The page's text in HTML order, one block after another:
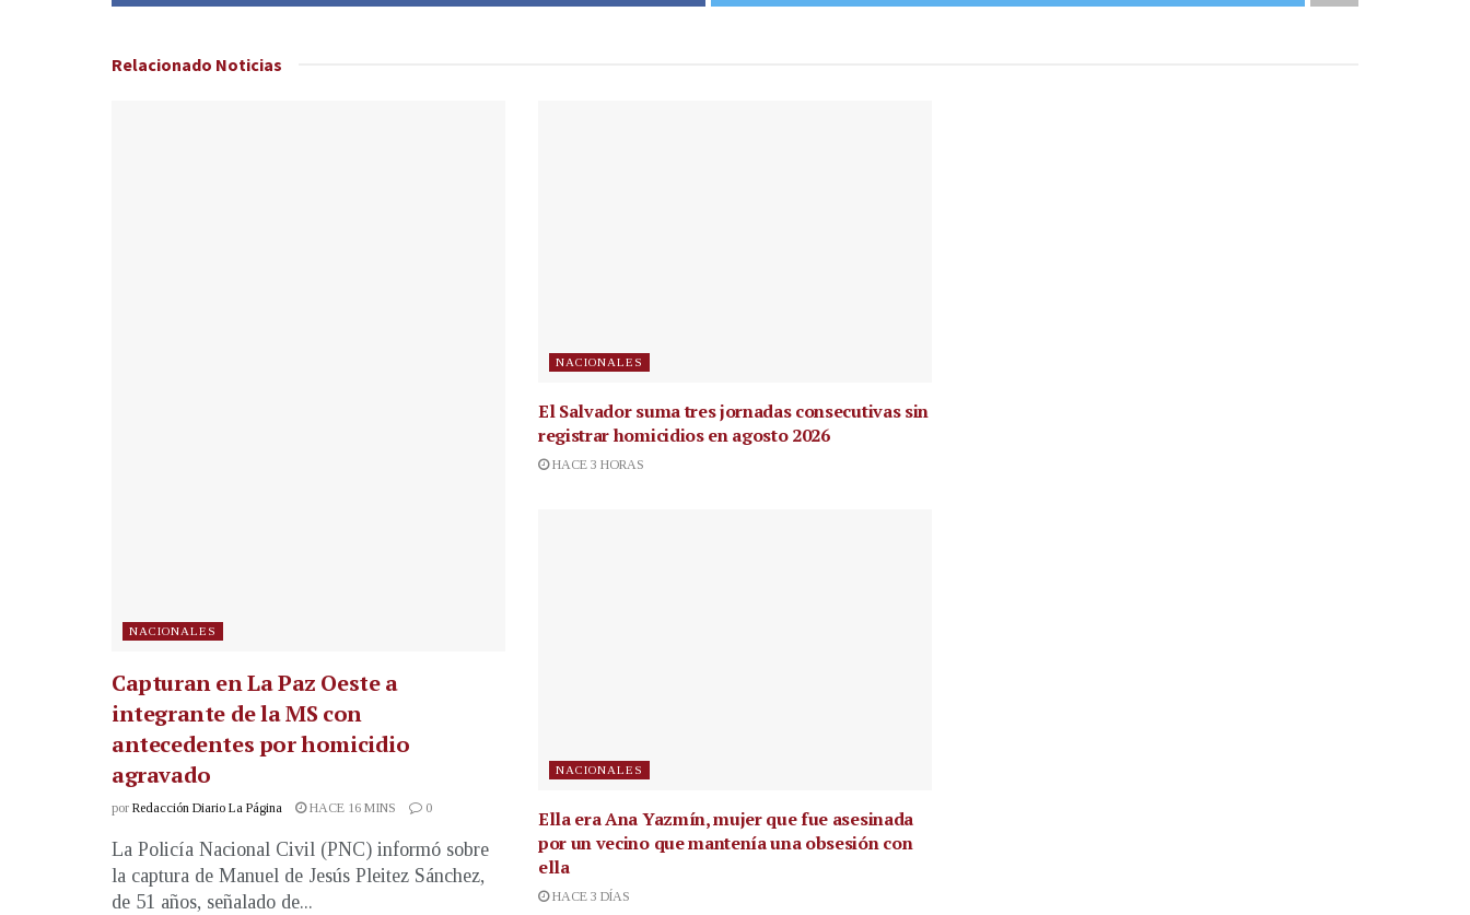
Relacionado Noticias
NACIONALES
Capturan en La Paz Oeste a
integrante de la MS con
antecedentes por homicidio
agravado
por Redacción Diario La Página HACE 16 MINS 0
La Policía Nacional Civil (PNC) informó sobre
la captura de Manuel de Jesús Pleitez Sánchez,
de 51 años, señalado de...
NACIONALES
El Salvador suma tres jornadas consecutivas sin
registrar homicidios en agosto 2026
HACE 3 HORAS
NACIONALES
Ella era Ana Yazmín, mujer que fue asesinada
por un vecino que mantenía una obsesión con
ella
HACE 3 DÍAS